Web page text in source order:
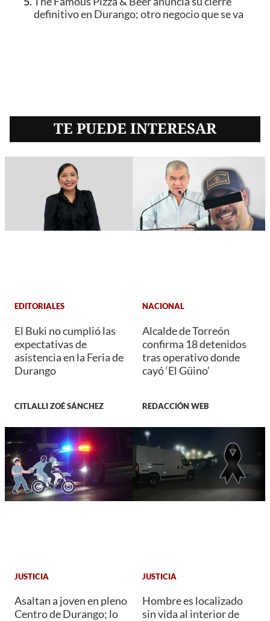
definitivo en Durango; otro negocio que se va
TE PUEDE INTERESAR
EDITORIALES
El Buki no cumplió las
expectativas de
asistencia en la Feria de
Durango
CITLALLI ZOÉ SÁNCHEZ
NACIONAL
Alcalde de Torreón
confirma 18 detenidos
tras operativo donde
cayó ‘El Güino’
REDACCIÓN WEB
JUSTICIA
Asaltan a joven en pleno
Centro de Durango; lo
JUSTICIA
Hombre es localizado
sin vida al interior de